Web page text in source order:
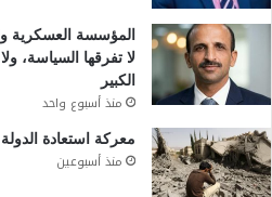
المؤسسة العسكرية
لا تفرقها السياسة،
الكبير
منذ أسبوع واحد
معركة استعادة
منذ أسبوعين